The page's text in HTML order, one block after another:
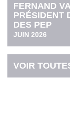
FERNAND
PRÉSIDENT
DES PEP
JUIN 2026
VOIR